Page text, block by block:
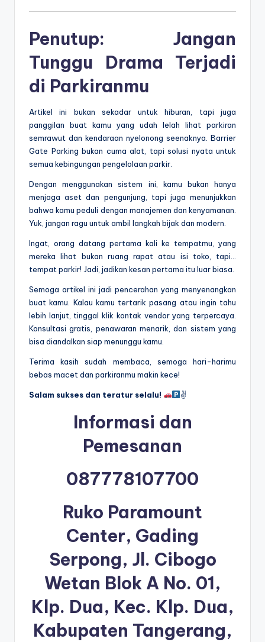
Penutup: Jangan
Tunggu Drama Terjadi
di Parkiranmu
Artikel ini bukan sekadar untuk hiburan, tapi juga
panggilan buat kamu yang udah lelah lihat parkiran
semrawut dan kendaraan nyelonong seenaknya. Barrier
Gate Parking bukan cuma alat, tapi solusi nyata untuk
semua kebingungan pengelolaan parkir.
Dengan menggunakan sistem ini, kamu bukan hanya
menjaga aset dan pengunjung, tapi juga menunjukkan
bahwa kamu peduli dengan manajemen dan kenyamanan.
Yuk, jangan ragu untuk ambil langkah bijak dan modern.
Ingat, orang datang pertama kali ke tempatmu, yang
mereka lihat bukan ruang rapat atau isi toko, tapi…
tempat parkir! Jadi, jadikan kesan pertama itu luar biasa.
Semoga artikel ini jadi pencerahan yang menyenangkan
buat kamu. Kalau kamu tertarik pasang atau ingin tahu
lebih lanjut, tinggal klik kontak vendor yang terpercaya.
Konsultasi gratis, penawaran menarik, dan sistem yang
bisa diandalkan siap menunggu kamu.
Terima kasih sudah membaca, semoga hari-harimu
bebas macet dan parkiranmu makin kece!
Salam sukses dan teratur selalu! ✌
Informasi dan
Pemesanan
087778107700
Ruko Paramount
Center, Gading
Serpong, Jl. Cibogo
Wetan Blok A No. 01,
Klp. Dua, Kec. Klp. Dua,
Kabupaten Tangerang,